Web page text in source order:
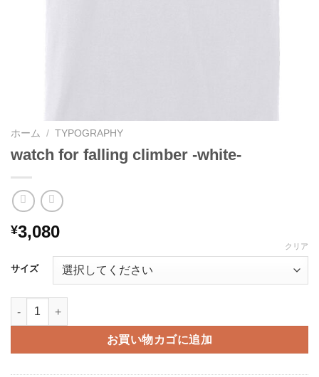
ホーム / TYPOGRAPHY
watch for falling climber -white-
¥3,080
サイズ
クリア
watch for falling climber -white-個
お買い物カゴに追加